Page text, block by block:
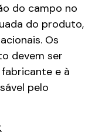
do campo no
do produto,
Os
devem ser
e à
pelo